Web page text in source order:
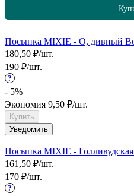
Посыпка MIXIE - О, дивный
180,50 ₽/шт.
190 ₽/шт.
?
- 5%
Экономия 9,50 ₽/шт.
Купить
Уведомить
Посыпка MIXIE -
161,50 ₽/шт.
170 ₽/шт.
?